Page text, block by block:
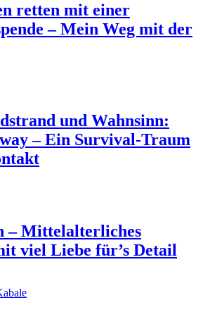
retten mit einer
– Mein Weg mit der
und Wahnsinn:
– Ein Survival-Traum
– Mittelalterliches
viel Liebe für’s Detail